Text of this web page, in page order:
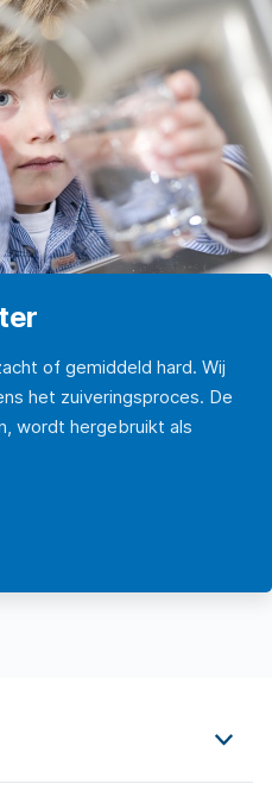
of gemiddeld hard. Wij
het zuiveringsproces. De
wordt hergebruikt als